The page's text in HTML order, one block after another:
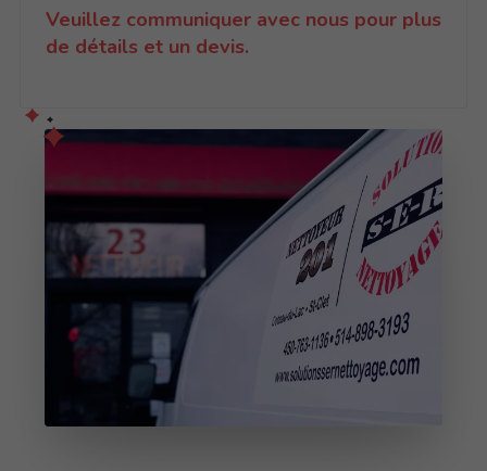
Veuillez communiquer avec nous pour plus
de détails et un devis.